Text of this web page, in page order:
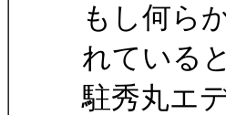
もし何ら
れている
駐秀丸エ